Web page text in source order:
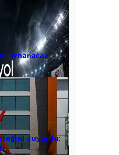
oynanacak
duyurdu: